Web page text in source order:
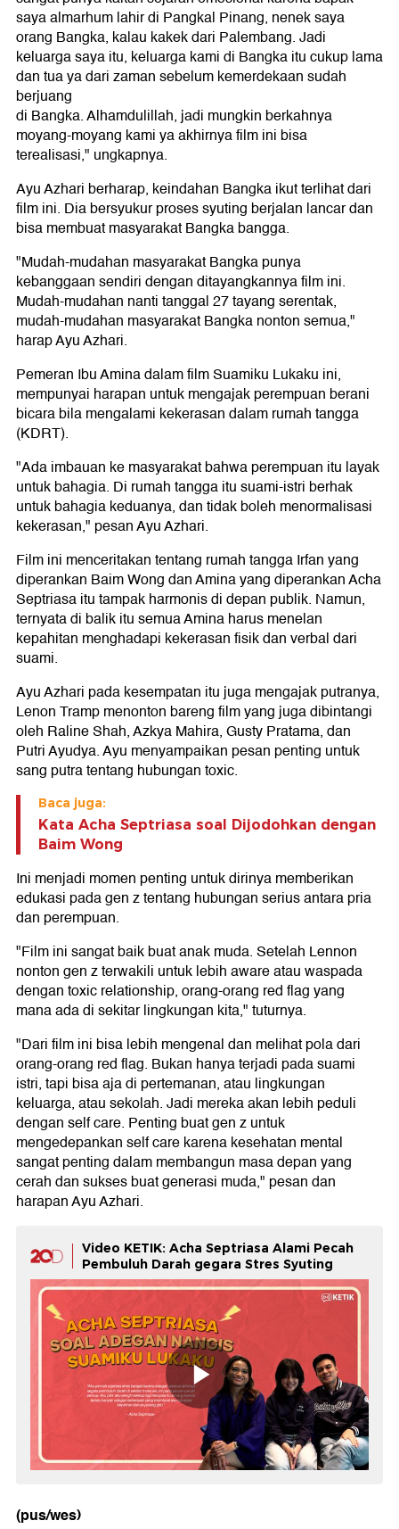
saya almarhum lahir di Pangkal Pinang, nenek saya
orang Bangka, kalau kakek dari Palembang. Jadi
keluarga saya itu, keluarga kami di Bangka itu cukup lama
dan tua ya dari zaman sebelum kemerdekaan sudah
berjuang
di Bangka. Alhamdulillah, jadi mungkin berkahnya
moyang-moyang kami ya akhirnya film ini bisa
terealisasi," ungkapnya.
Ayu Azhari berharap, keindahan Bangka ikut terlihat dari
film ini. Dia bersyukur proses syuting berjalan lancar dan
bisa membuat masyarakat Bangka bangga.
"Mudah-mudahan masyarakat Bangka punya
kebanggaan sendiri dengan ditayangkannya film ini.
Mudah-mudahan nanti tanggal 27 tayang serentak,
mudah-mudahan masyarakat Bangka nonton semua,"
harap Ayu Azhari.
Pemeran Ibu Amina dalam film Suamiku Lukaku ini,
mempunyai harapan untuk mengajak perempuan berani
bicara bila mengalami kekerasan dalam rumah tangga
(KDRT).
"Ada imbauan ke masyarakat bahwa perempuan itu layak
untuk bahagia. Di rumah tangga itu suami-istri berhak
untuk bahagia keduanya, dan tidak boleh menormalisasi
kekerasan," pesan Ayu Azhari.
Film ini menceritakan tentang rumah tangga Irfan yang
diperankan Baim Wong dan Amina yang diperankan Acha
Septriasa itu tampak harmonis di depan publik. Namun,
ternyata di balik itu semua Amina harus menelan
kepahitan menghadapi kekerasan fisik dan verbal dari
suami.
Ayu Azhari pada kesempatan itu juga mengajak putranya,
Lenon Tramp menonton bareng film yang juga dibintangi
oleh Raline Shah, Azkya Mahira, Gusty Pratama, dan
Putri Ayudya. Ayu menyampaikan pesan penting untuk
sang putra tentang hubungan toxic.
Baca juga:
Kata Acha Septriasa soal Dijodohkan dengan
Baim Wong
Ini menjadi momen penting untuk dirinya memberikan
edukasi pada gen z tentang hubungan serius antara pria
dan perempuan.
"Film ini sangat baik buat anak muda. Setelah Lennon
nonton gen z terwakili untuk lebih aware atau waspada
dengan toxic relationship, orang-orang red flag yang
mana ada di sekitar lingkungan kita," tuturnya.
"Dari film ini bisa lebih mengenal dan melihat pola dari
orang-orang red flag. Bukan hanya terjadi pada suami
istri, tapi bisa aja di pertemanan, atau lingkungan
keluarga, atau sekolah. Jadi mereka akan lebih peduli
dengan self care. Penting buat gen z untuk
mengedepankan self care karena kesehatan mental
sangat penting dalam membangun masa depan yang
cerah dan sukses buat generasi muda," pesan dan
harapan Ayu Azhari.
Video KETIK: Acha Septriasa Alami Pecah
Pembuluh Darah gegara Stres Syuting
(pus/wes)